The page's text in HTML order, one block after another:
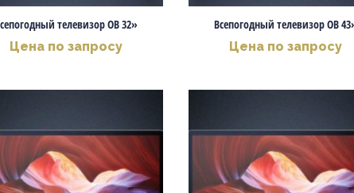
телевизор OB 32»
Цена по запросу
Всепогодный телевизор OB
Цена по запросу